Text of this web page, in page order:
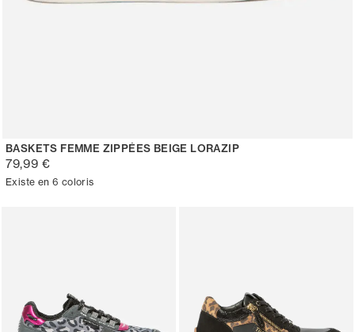
BASKETS FEMME ZIPPÉES BEIGE LORAZIP
79,99 €
Existe en 6 coloris